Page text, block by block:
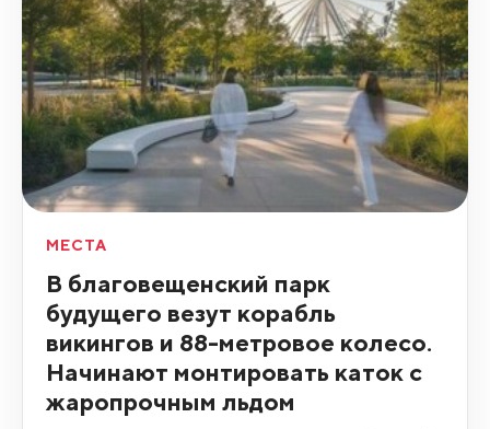
МЕСТА
В благовещенский парк
будущего везут корабль
викингов и 88-метровое колесо.
Начинают монтировать каток с
жаропрочным льдом